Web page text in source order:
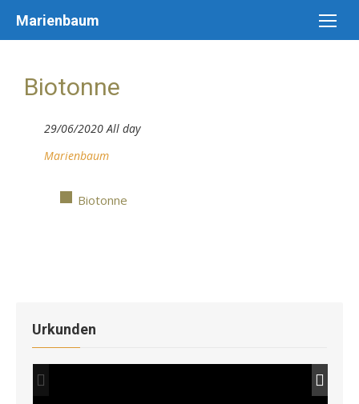
Marienbaum
Biotonne
29/06/2020 All day
Marienbaum
Biotonne
Urkunden